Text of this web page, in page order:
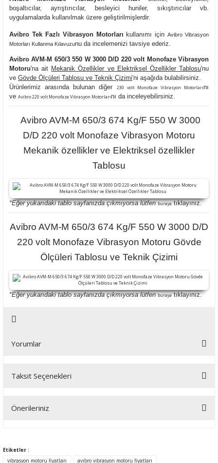
boşaltıcılar, ayrıştırıcılar, besleyici huniler, sıkıştırıcılar vb.
uygulamalarda kullanılmak üzere geliştirilmişlerdir.
Avibro Tek Fazlı Vibrasyon Motorları kullanımıiçinAvibro Vibrasyon
Motorları Kullanma Kılavuzunu da incelemenizi tavsiye ederiz.
Avibro AVM-M 650/3 550 W 3000 D/D 220 volt Monofaze Vibrasyon
Motoru'na ait Mekanik Özellikler ve Elektriksel Özellikler Tablosu'nu
ve Gövde Ölçüleri Tablosu ve Teknik Çizimi'ni aşağıda bulabilirsiniz.
Ürünlerimiz arasında bulunan diğer
230 volt Monofaze Vibrasyon Motorlarını
ve Avibro 220 volt Monofaze Vibrasyon Motorlarını da inceleyebilirsiniz.
Avibro AVM-M 650/3 674 Kg/F 550 W 3000
D/D 220 volt Monofaze Vibrasyon Motoru
Mekanik özellikler ve Elektriksel özellikler
Tablosu
*Eğer yukarıdaki tablo sayfanızda çıkmıyorsa lütfenburayatıklayınız.
Avibro AVM-M 650/3 674 Kg/F 550 W 3000 D/D
220 volt Monofaze Vibrasyon Motoru Gövde
Ölçüleri Tablosu ve Teknik Çizimi
*Eğer yukarıdaki tablo sayfanızda çıkmıyorsa lütfenburayatıklayınız.
Yorumlar
Bu ürüne ilk yorumu siz yapın!
Taksit Seçenekleri
Önerileriniz
tarafımıza iletebilirsiniz.
Görüş ve önerileriniz için teşekkür ederiz.
Etiketler :
vibrasyon motoru fiyatları
avibro vibrasyon motoru fiyatları